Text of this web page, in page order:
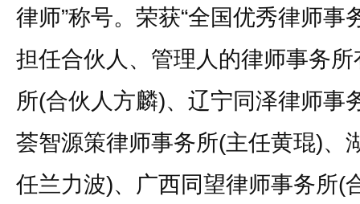
律师”称号。荣获“全国优秀律师事
担任合伙人、管理人的律师事务
所(合伙人方麟)、辽宁同泽律师事
荟智源策律师事务所(主任黄琨)、
任兰力波)、广西同望律师事务所(